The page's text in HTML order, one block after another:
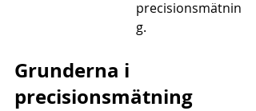
precisionsmätnin
g.
Grunderna i
precisionsmätning